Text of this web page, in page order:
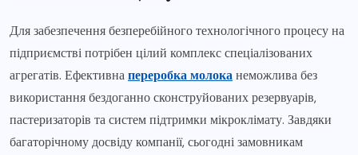
Для забезпечення безперебійного технологічного процесу на
підприємстві потрібен цілий комплекс спеціалізованих
агрегатів. Ефективнапереробка молоканеможлива без
використання бездоганно сконструйованих резервуарів,
пастеризаторів та систем підтримки мікроклімату. Завдяки
багаторічному досвіду компанії, сьогодні замовникам